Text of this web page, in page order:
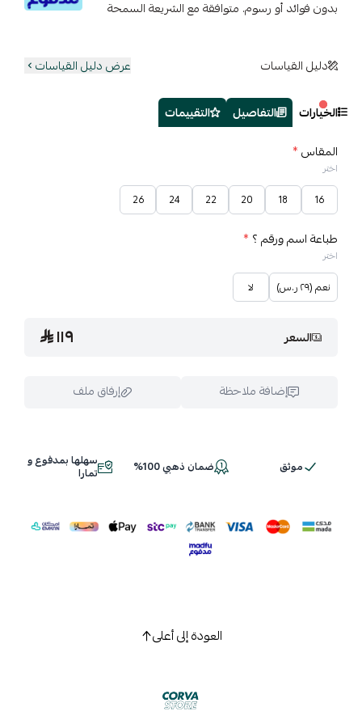
بدون فوائد أو رسوم. متوافقة مع الشريعة السمحة
دليل القياسات عرض دليل القياسات
الخيارات التفاصيل
التقييمات
المقاس*
اختر
16
18
20
22
24
26
طباعة اسم ورقم ؟ *
اختر
نعم (٢٩ ر.س) لا
السعر ١١٩
إضافة ملاحظة إرفاق ملف
اسحب و افلت الملف هنا
موثق ضمان ذهبي 100% سهلها بمدفوع و
تمارا
العودة إلى أعلى